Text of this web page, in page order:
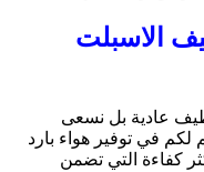
الاسبلت
عادية بل نسعى
لكم في توفير هواء بارد
كفاءة التي تضمن